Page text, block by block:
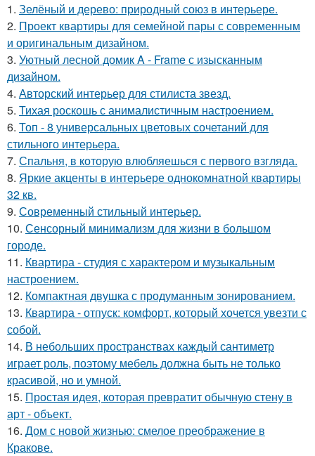
1. Зелёный и дерево: природный союз в интерьере.
2. Проект квартиры для семейной пары с современным
и оригинальным дизайном.
3. Уютный лесной домик A - Frame с изысканным
дизайном.
4. Авторский интерьер для стилиста звезд.
5. Тихая роскошь с анималистичным настроением.
6. Топ - 8 универсальных цветовых сочетаний для
стильного интерьера.
7. Спальня, в которую влюбляешься с первого взгляда.
8. Яркие акценты в интерьере однокомнатной квартиры
32 кв.
9. Современный стильный интерьер.
10. Сенсорный минимализм для жизни в большом
городе.
11. Квартира - студия с характером и музыкальным
настроением.
12. Компактная двушка с продуманным зонированием.
13. Квартира - отпуск: комфорт, который хочется увезти с
собой.
14. В небольших пространствах каждый сантиметр
играет роль, поэтому мебель должна быть не только
красивой, но и умной.
15. Простая идея, которая превратит обычную стену в
арт - объект.
16. Дом с новой жизнью: смелое преображение в
Кракове.